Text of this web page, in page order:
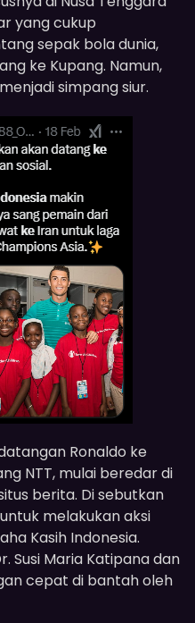
yang cukup
sepak bola dunia,
ke Kupang. Namun,
simpang siur.
Ronaldo ke
NTT, mulai beredar di
berita. Di sebutkan
melakukan aksi
Kasih Indonesia.
Susi Maria Katipana dan
cepat di bantah oleh